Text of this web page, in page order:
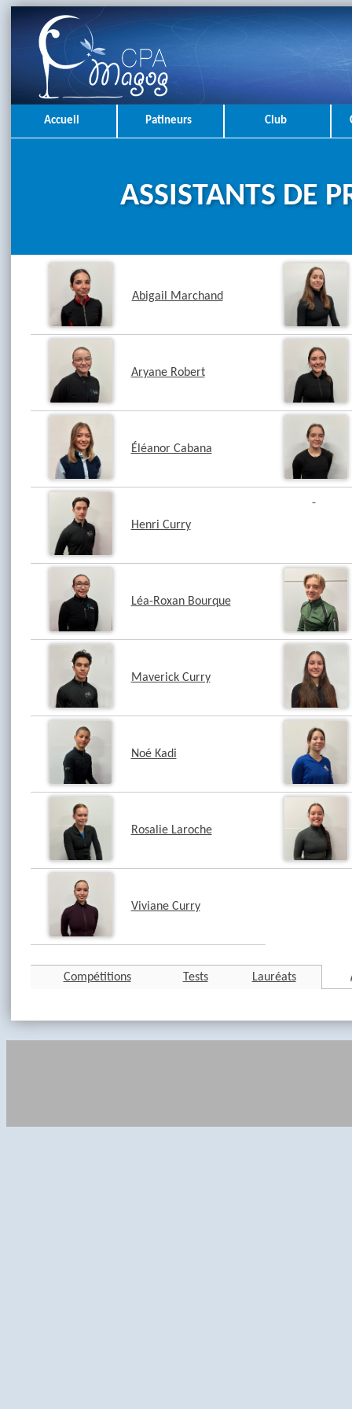
Accueil Patineurs Club
ASSISTANTS DE
Abigail Marchand
Aryane Robert
Éléanor Cabana
Henri Curry
Léa-Roxan Bourque
Maverick Curry
Noé Kadi
Rosalie Laroche
Viviane Curry
Compétitions Tests Lauréats